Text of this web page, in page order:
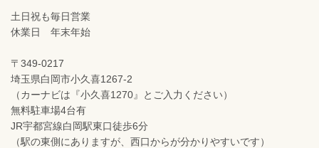
土日祝も毎日営業
休業日 年末年始
〒349-0217
埼玉県白岡市小久喜1267-2
（カーナビは『小久喜1270』とご入力ください）
無料駐車場4台有
JR宇都宮線白岡駅東口徒歩6分
（駅の東側にありますが、西口からが分かりやすいです）